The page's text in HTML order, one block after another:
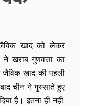
खाद को लेकर
खराब गुणवत्ता का
खाद की पहली
चीन ने गुस्साते हुए
है। इतना ही नहीं,